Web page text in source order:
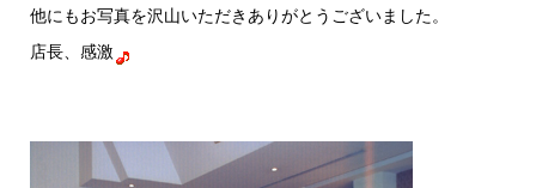
他にもお写真を沢山いただきありがとうございました。
店長、感激